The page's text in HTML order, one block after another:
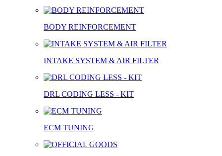
BODY REINFORCEMENT
INTAKE SYSTEM & AIR FILTER
DRL CODING LESS - KIT
ECM TUNING